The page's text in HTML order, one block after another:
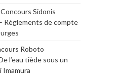
Concours Sidonis
Règlements de compte
Roboto
l’eau tiède sous un
Imamura